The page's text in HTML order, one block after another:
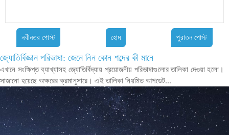
নবীনতর পোস্ট পুরাতন পোস্ট
হোম
জ্যোতির্বিজ্ঞান পরিভাষা: জেনে নিন কোন শব্দের কী মানে
এখানে সংক্ষিপ্ত ব্যাখ্যাসহ জ্যোতির্বিদ্যায় প্রয়োজনীয় পরিভাষাগুলোর তালিকা দেওয়া হলো।
সাজানো হয়েছে অক্ষরের ক্রমানুসারে। এই তালিকা নিয়মিত আপডেট...